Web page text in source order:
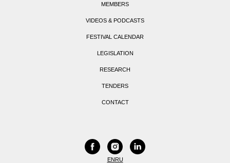
MEMBERS
VIDEOS & PODCASTS
FESTIVAL CALENDAR
LEGISLATION
RESEARCH
TENDERS
CONTACT
ENRU